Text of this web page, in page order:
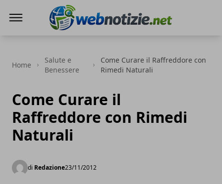
Home
Salute e
Benessere
Come Curare il Raffreddore con
Rimedi Naturali
Come Curare il
Raffreddore con Rimedi
Naturali
di Redazione23/11/2012